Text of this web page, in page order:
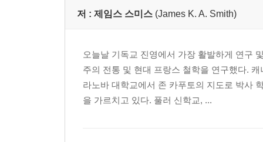
저 : 제임스 스미스 (James K. A. Smith)
오늘날 기독교 진영에서 가장 활발하게 연구
주의 전통 및 현대 프랑스 철학을 연구했다.
라노바 대학교에서 존 카푸토의 지도로 박사
을 가르치고 있다. 풀러 신학교, ...